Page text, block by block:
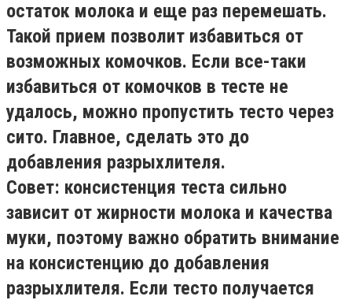
остаток молока и еще раз перемешать.
Такой прием позволит избавиться от
возможных комочков. Если все-таки
избавиться от комочков в тесте не
удалось, можно пропустить тесто через
сито. Главное, сделать это до
добавления разрыхлителя.
Совет: консистенция теста сильно
зависит от жирности молока и качества
муки, поэтому важно обратить внимание
на консистенцию до добавления
разрыхлителя. Если тесто получается